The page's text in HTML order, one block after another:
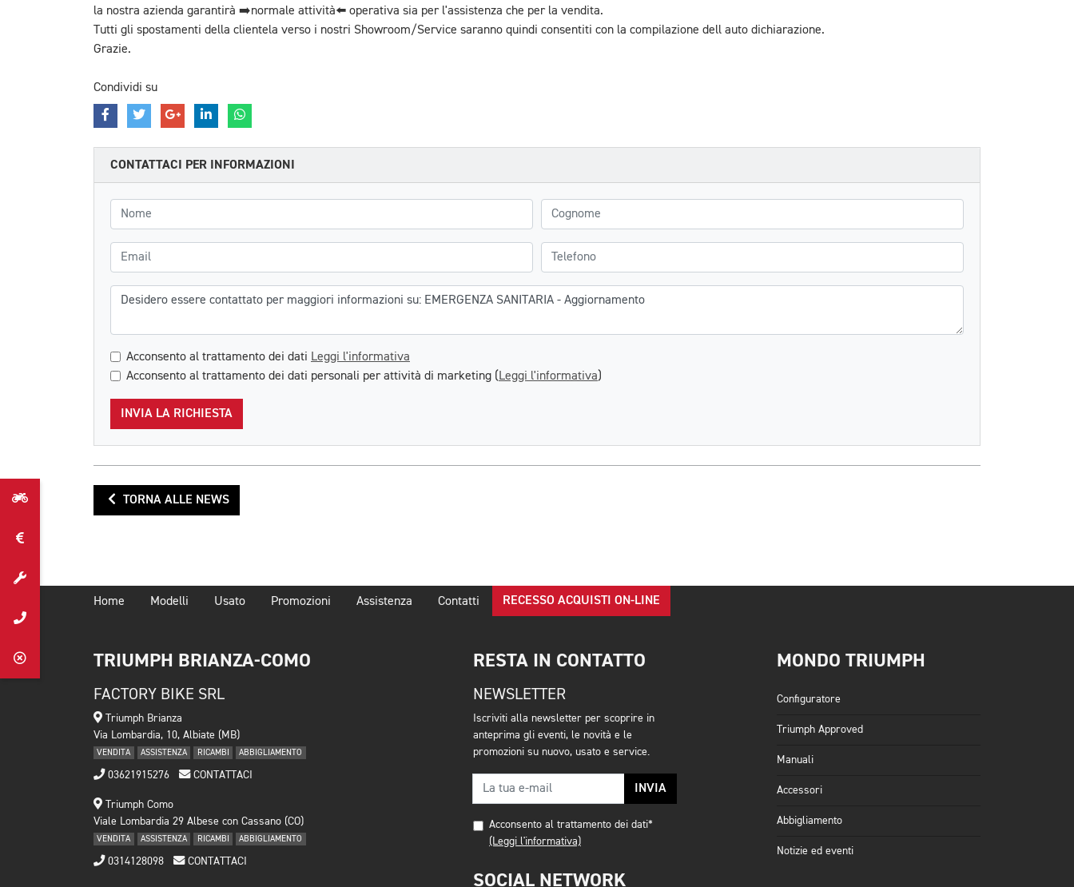
la nostra azienda garantirà ➡️normale attività⬅️ operativa sia per l'assistenza che per la vendita.
Tutti gli spostamenti della clientela verso i nostri Showroom/Service saranno quindi consentiti con la compilazione dell auto dichiarazione.
Grazie.
Condividi su
CONTATTACI PER INFORMAZIONI
Nome Cognome
Email Telefono
Messaggio
Acconsento al trattamento dei dati Leggi l'informativa
Acconsento al trattamento dei dati personali per attività di marketing (Leggi l'informativa)
INVIA LA RICHIESTA
TORNA ALLE NEWS
Home Modelli Usato Promozioni Assistenza Contatti RECESSO ACQUISTI ON-LINE
TRIUMPH BRIANZA-COMO
FACTORY BIKE SRL
Triumph Brianza
Via Lombardia, 10, Albiate (MB)
VENDITA ASSISTENZA RICAMBI ABBIGLIAMENTO
03621915276 CONTATTACI
Triumph Como
Viale Lombardia 29 Albese con Cassano (CO)
VENDITA ASSISTENZA RICAMBI ABBIGLIAMENTO
0314128098 CONTATTACI
RESTA IN CONTATTO
NEWSLETTER
Iscriviti alla newsletter per scoprire in
anteprima gli eventi, le novità e le
promozioni su nuovo, usato e service.
INVIA
Acconsento al trattamento dei dati*
(Leggi l'informativa)
SOCIAL NETWORK
MONDO TRIUMPH
Configuratore
Triumph Approved
Manuali
Accessori
Abbigliamento
Notizie ed eventi